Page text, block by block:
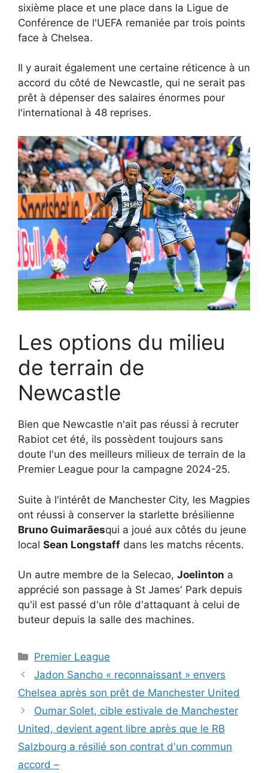
sixième place et une place dans la Ligue de
Conférence de l'UEFA remaniée par trois points
face à Chelsea.
Il y aurait également une certaine réticence à un
accord du côté de Newcastle, qui ne serait pas
prêt à dépenser des salaires énormes pour
l'international à 48 reprises.
Les options du milieu
de terrain de
Newcastle
Bien que Newcastle n'ait pas réussi à recruter
Rabiot cet été, ils possèdent toujours sans
doute l'un des meilleurs milieux de terrain de la
Premier League pour la campagne 2024-25.
Suite à l'intérêt de Manchester City, les Magpies
ont réussi à conserver la starlette brésilienne
Bruno Guimarãesqui a joué aux côtés du jeune
local Sean Longstaff dans les matchs récents.
Un autre membre de la Selecao, Joelinton a
apprécié son passage à St James' Park depuis
qu'il est passé d'un rôle d'attaquant à celui de
buteur depuis la salle des machines.
Catégories
Premier League
Jadon Sancho « reconnaissant » envers
Chelsea après son prêt de Manchester United
Oumar Solet, cible estivale de Manchester
United, devient agent libre après que le RB
Salzbourg a résilié son contrat d'un commun
accord –